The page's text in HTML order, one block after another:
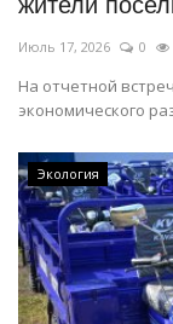
Июль 17, 2026 0
На отчетной
экономического
Экология